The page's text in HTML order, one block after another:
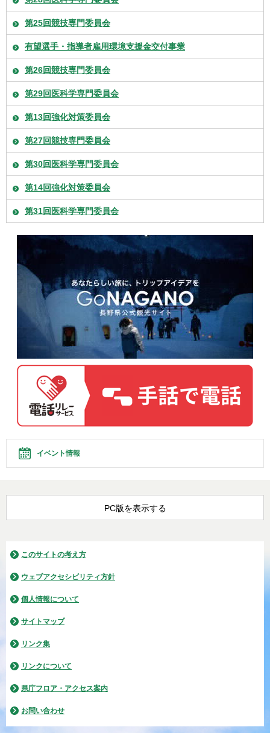
第25回競技専門委員会
有望選手・指導者雇用環境支援金交付事業
第26回競技専門委員会
第29回医科学専門委員会
第13回強化対策委員会
第27回競技専門委員会
第30回医科学専門委員会
第14回強化対策委員会
第31回医科学専門委員会
イベント情報
PC版を表示する
このサイトの考え方
ウェブアクセシビリティ方針
個人情報について
サイトマップ
リンク集
リンクについて
県庁フロア・アクセス案内
お問い合わせ